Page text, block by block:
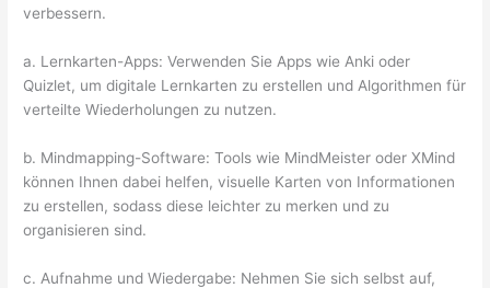
verbessern.
a. Lernkarten-Apps: Verwenden Sie Apps wie Anki oder
Quizlet, um digitale Lernkarten zu erstellen und Algorithmen für
verteilte Wiederholungen zu nutzen.
b. Mindmapping-Software: Tools wie MindMeister oder XMind
können Ihnen dabei helfen, visuelle Karten von Informationen
zu erstellen, sodass diese leichter zu merken und zu
organisieren sind.
c. Aufnahme und Wiedergabe: Nehmen Sie sich selbst auf,